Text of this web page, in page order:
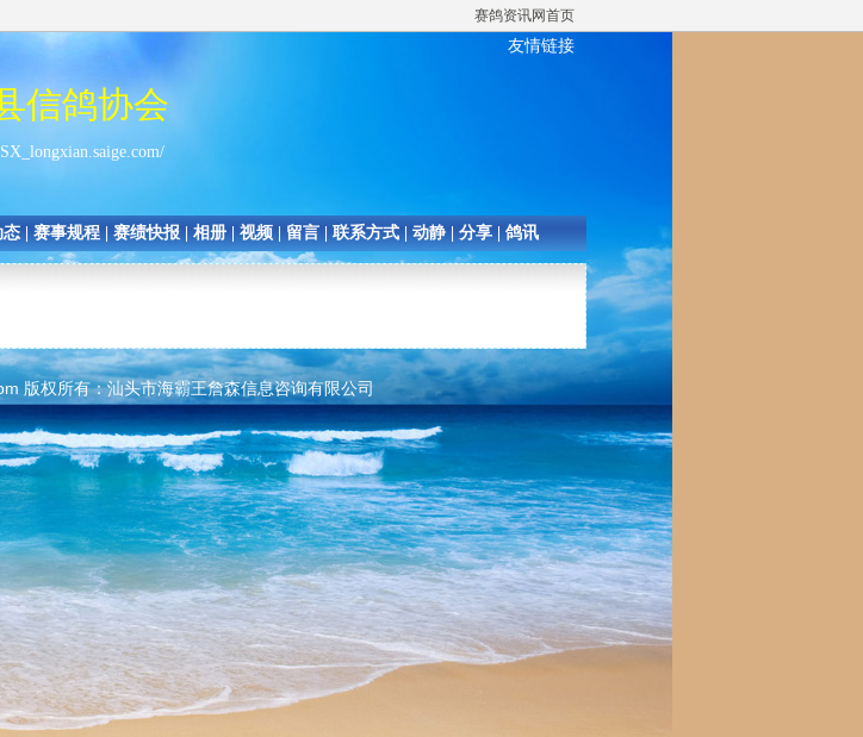
赛鸽资讯网首页
友情链接
信鸽协会
态 赛事规程 赛绩快报 相册 视频 留言 联系方式 动静 分享 鸽讯
版权所有：汕头市海霸王詹森信息咨询有限公司